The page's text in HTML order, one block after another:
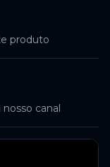
produto
canal